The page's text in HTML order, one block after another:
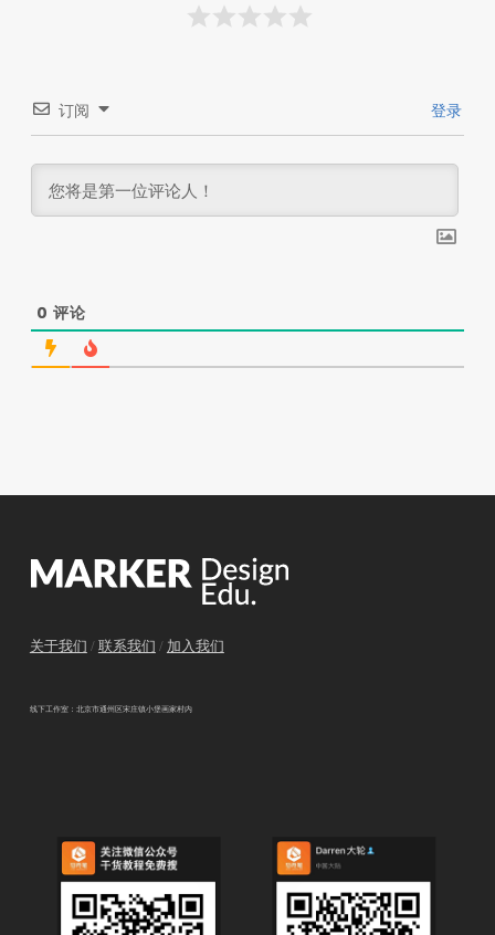
订阅 登录
0 评论
关于我们 / 联系我们 / 加入我们
线下工作室：北京市通州区宋庄镇小堡画家村内